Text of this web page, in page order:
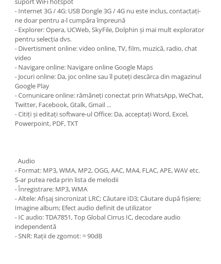
- Internet 3G / 4G: USB Dongle 3G / 4G nu este inclus, contactați-
ne doar pentru a-l cumpăra împreună
- Explorer: Opera, UCWeb, SkyFile, Dolphin și mai mult explorator
pentru selecția dvs.
- Divertisment online: video online, TV, film, muzică, radio, chat
video
- Navigare online: Navigare online Google Maps
- Jocuri online: Da, joc online sau îl puteți descărca din magazinul
Google Play
- Comunicare online: rămâneți conectat prin WhatsApp, WeChat,
Twitter, Facebook, Gtalk, Gmail ...
- Citiți și editați software-ul Office: Da, acceptați Word, Excel,
Powerpoint, PDF, TXT
Audio
- Format: MP3, WMA, MP2, OGG, AAC, MA4, FLAC, APE, WAV etc.
S-ar putea reda prin lista de melodii
- Înregistrare: MP3, WMA
- Altele: Afișaj sincronizat LRC; Căutare ID3; Căutare după fișiere;
Imagine album; Efect audio definit de utilizator
- IC audio: TDA7851, Top Global Cirrus IC, decodare audio
independentă
- SNR: Rații de zgomot: = 90dB